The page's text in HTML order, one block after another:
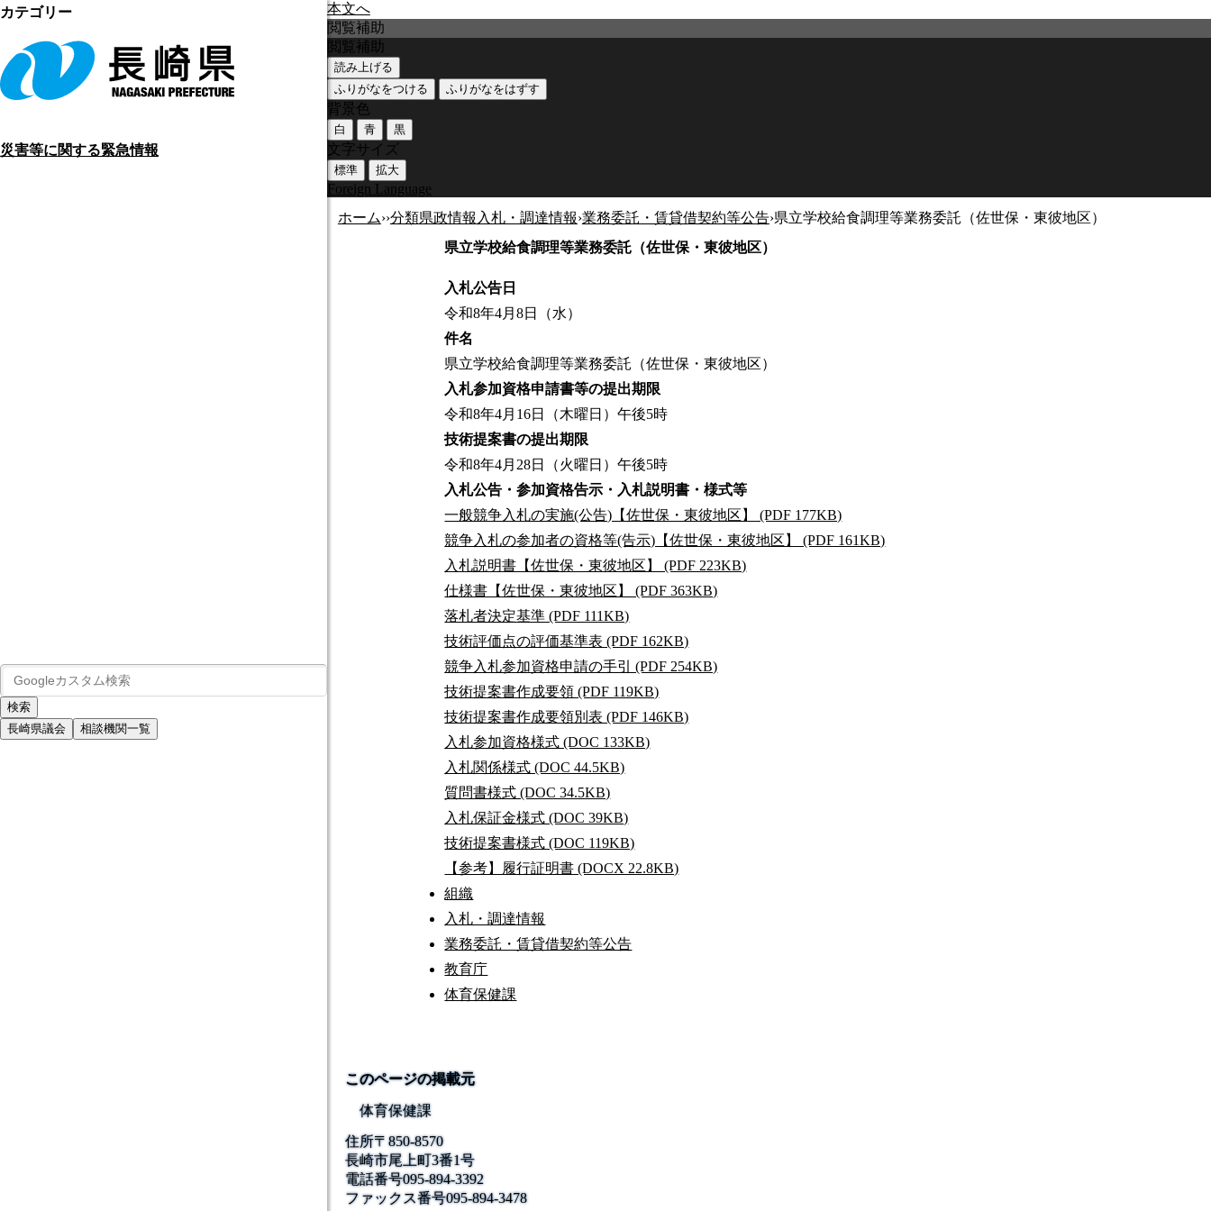
本文へ
災害等に関する緊急情報
長崎県議会 相談機関一覧
閲覧補助
閲覧補助
読み上げる
ふりがなをつける
ふりがなをはずす
背景色
白 青 黒
文字サイズ
標準 拡大
Foreign Language
ホーム››分類県政情報 入札・調達情報›業務委託・賃貸借契約等公告›県立学校給食調理等業務委託（佐世保・東彼地区）
県立学校給食調理等業務委託（佐世保・東彼地区）
入札公告日
令和8年4月8日（水）
件名
県立学校給食調理等業務委託（佐世保・東彼地区）
入札参加資格申請書等の提出期限
令和8年4月16日（木曜日）午後5時
技術提案書の提出期限
令和8年4月28日（火曜日）午後5時
入札公告・参加資格告示・入札説明書・様式等
一般競争入札の実施(公告)【佐世保・東彼地区】 (PDF 177KB)
競争入札の参加者の資格等(告示)【佐世保・東彼地区】 (PDF 161KB)
入札説明書【佐世保・東彼地区】 (PDF 223KB)
仕様書【佐世保・東彼地区】 (PDF 363KB)
落札者決定基準 (PDF 111KB)
技術評価点の評価基準表 (PDF 162KB)
競争入札参加資格申請の手引 (PDF 254KB)
技術提案書作成要領 (PDF 119KB)
技術提案書作成要領別表 (PDF 146KB)
入札参加資格様式 (DOC 133KB)
入札関係様式 (DOC 44.5KB)
質問書様式 (DOC 34.5KB)
入札保証金様式 (DOC 39KB)
技術提案書様式 (DOC 119KB)
【参考】履行証明書 (DOCX 22.8KB)
カテゴリー
組織
入札・調達情報
業務委託・賃貸借契約等公告
教育庁
体育保健課
このページの掲載元
体育保健課
住所〒850-8570
長崎市尾上町3番1号
電話番号095-894-3392
ファックス番号095-894-3478
公式SNS